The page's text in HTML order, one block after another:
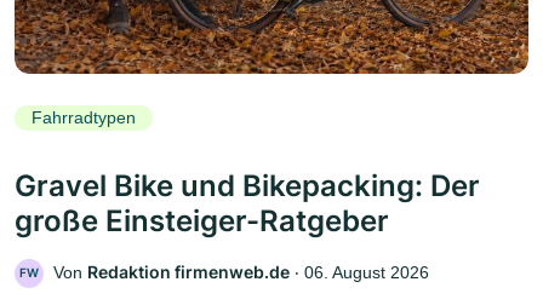
Fahrradtypen
Gravel Bike und Bikepacking: Der
große Einsteiger-Ratgeber
FW Von Redaktion firmenweb.de ‧ 06. August 2026